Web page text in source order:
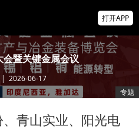
22.7%
“预计很快能达成
！金银油齐涨！
打开APP
暨关键金属会议
2026-06-17
专题
青山实业、阳光电